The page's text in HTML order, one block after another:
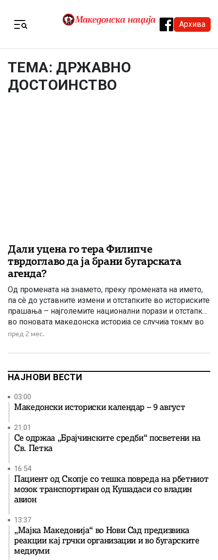
Архива
ТЕМА: ДРЖАВНО
ДОСТОИНСТВО
Дали уцена го тера Филипче
тврдоглаво да ја брани бугарската
агенда?
Од промената на знамето, преку промената на името,
па сѐ до уставните измени и отстапките во историските
прашања – најголемите национални порази и отстапки
во поновата македонска историја се случија токму во
периодите кога СДС беше на власт. Денес, иако се во
подготвени на нови отстапки. Наместо […]
пред 2 мес.
НАЈНОВИ ВЕСТИ
03:00
Македонски историски календар – 9 август
21:01
Се одржаа „Брајчинските средби“ посветени на
Св. Петка
16:54
Пациент од Скопје со тешка повреда на рбетниот
мозок транспортиран од Кушадаси со владин
авион
13:37
„Мајка Македонија“ во Нови Сад предизвика
реакции кај грчки организации и во бугарските
медиуми